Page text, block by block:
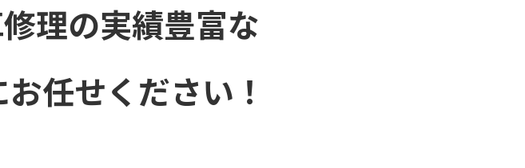
理の実績豊富な
お任せください！